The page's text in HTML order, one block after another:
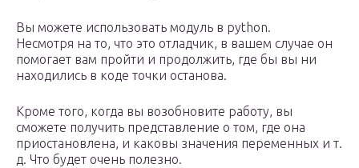
Вы можете использовать модуль в python.
Несмотря на то, что это отладчик, в вашем случае он
помогает вам пройти и продолжить, где бы вы ни
находились в коде точки останова.
Кроме того, когда вы возобновите работу, вы
сможете получить представление о том, где она
приостановлена, и каковы значения переменных и т.
д. Что будет очень полезно.